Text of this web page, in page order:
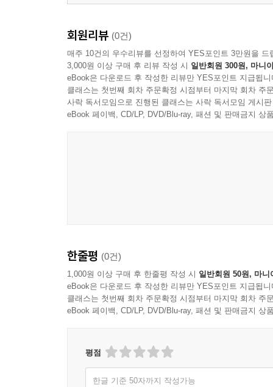
회원리뷰 (0건)
매주 10건의 우수리뷰를 선정하여 YES포인트 3만원을 드
3,000원 이상 구매 후 리뷰 작성 시 일반회원 300원, 마니
eBook은 다운로드 후 작성한 리뷰만 YES포인트 지급됩니
클래스는 첫번째 회차 주문확정 시점부터 마지막 회차 주
사락 독서모임으로 진행된 클래스는 사락 독서모임 게시
eBook 페이백, CD/LP, DVD/Blu-ray, 패션 및 판매금지 상
한줄평 (0건)
1,000원 이상 구매 후 한줄평 작성 시 일반회원 50원, 마니
eBook은 다운로드 후 작성한 리뷰만 YES포인트 지급됩니
클래스는 첫번째 회차 주문확정 시점부터 마지막 회차 주
eBook 페이백, CD/LP, DVD/Blu-ray, 패션 및 판매금지 상
평점
한글 기준 50자까지 작성가능